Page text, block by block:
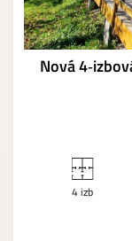
Nová
4 izb